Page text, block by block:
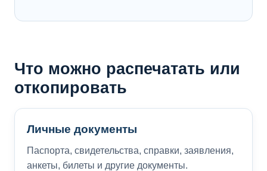
Что можно распечатать или
откопировать
Личные документы
Паспорта, свидетельства, справки, заявления,
анкеты, билеты и другие документы.